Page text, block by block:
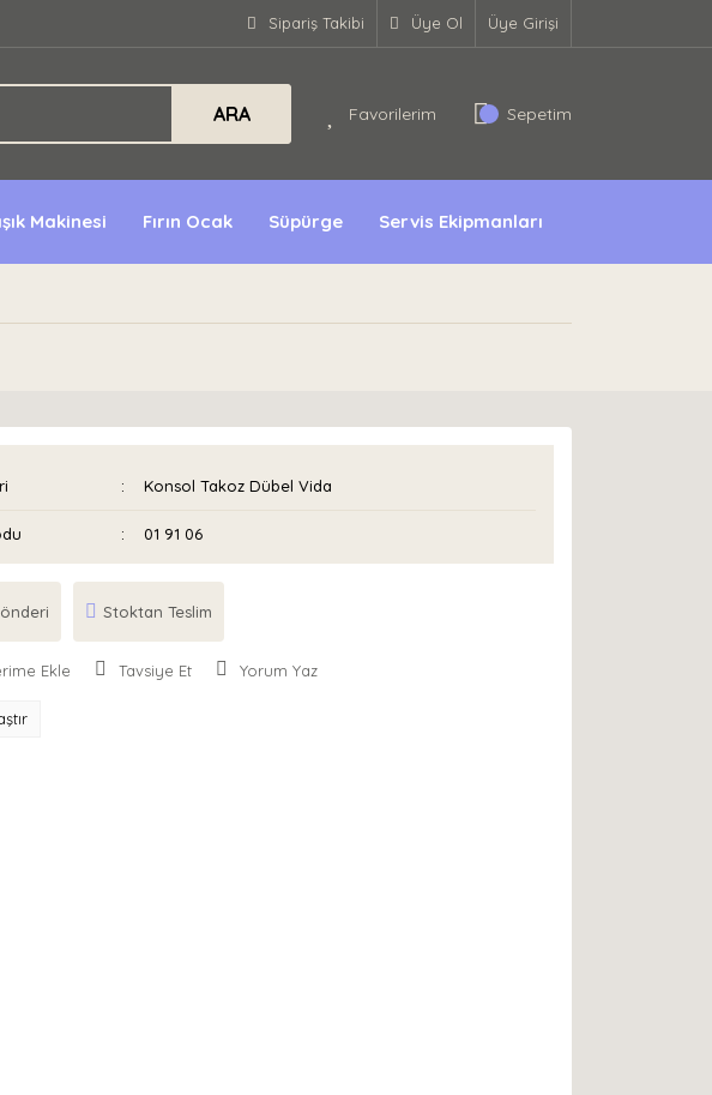
Sipariş Takibi Üye Ol Üye Girişi
ARA Favorilerim Sepetim
Makinesi Fırın Ocak Süpürge Servis Ekipmanları
Konsol Takoz Dübel Vida
01 91 06
Stoktan Teslim
Tavsiye Et Yorum Yaz